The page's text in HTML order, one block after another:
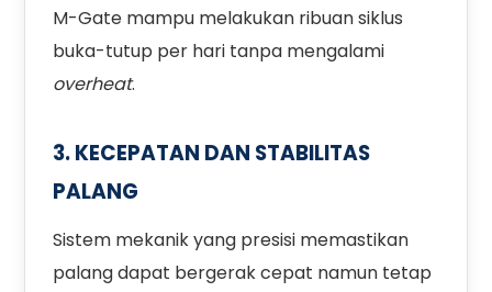
M-Gate mampu melakukan ribuan siklus
buka-tutup per hari tanpa mengalami
overheat.
3. KECEPATAN DAN STABILITAS
PALANG
Sistem mekanik yang presisi memastikan
palang dapat bergerak cepat namun tetap